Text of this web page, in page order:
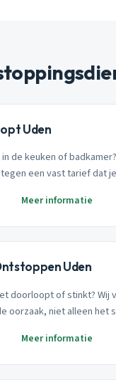
Uden
de keuken of
een vast tarief dat
Meer informatie
Uden
doorloopt of stinkt? Wij
oorzaak, niet alleen het
Meer informatie